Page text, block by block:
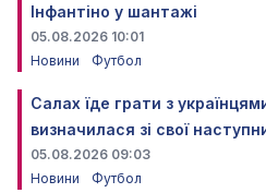
Інфантіно у шантажі
05.08.2026 10:01
Новини
Футбол
Салах їде грати з
визначилася зі свої
05.08.2026 09:03
Новини
Футбол